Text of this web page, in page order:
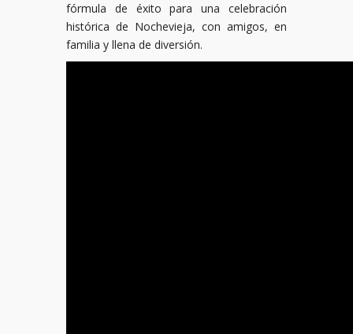
fórmula de éxito para una celebración
histórica de Nochevieja, con amigos, en
familia y llena de diversión.